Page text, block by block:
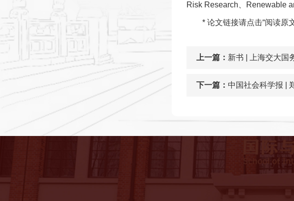
Risk Research、Renewable
* 论文链接请点击“阅读原
上一篇： 新书 | 上海交大国
下一篇： 中国社会科学报 |